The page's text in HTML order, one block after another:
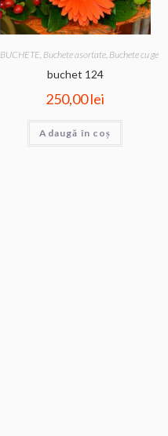
BUCHETE Buchete asortate Buchete cu
buchet 124
250,00lei
Adaugă în coș